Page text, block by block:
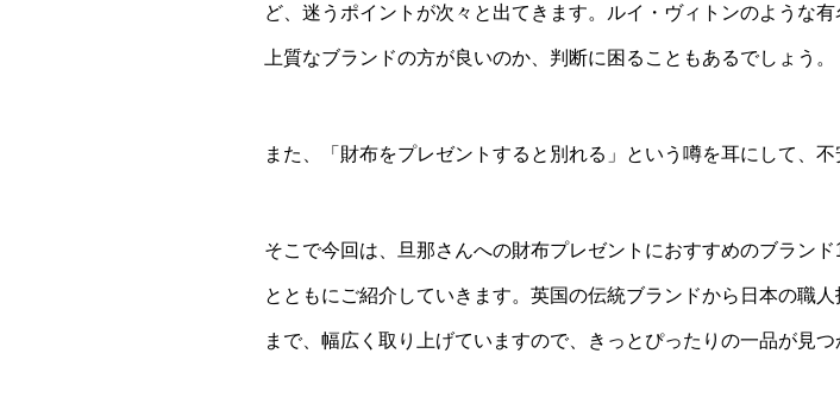
ど、迷うポイントが次々と出てきます。ルイ・ヴィトンのような
上質なブランドの方が良いのか、判断に困ることもあるでしょう。
また、「財布をプレゼントすると別れる」という噂を耳にして、
そこで今回は、旦那さんへの財布プレゼントにおすすめのブラン
とともにご紹介していきます。英国の伝統ブランドから日本の職
まで、幅広く取り上げていますので、きっとぴったりの一品が見つ